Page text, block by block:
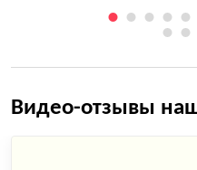
Видео-отзывы